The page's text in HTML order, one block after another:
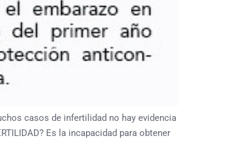
casos de infertilidad no hay evidencia
Es la incapacidad para obtener